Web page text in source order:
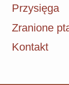
Przysięga
Zranione
Kontakt